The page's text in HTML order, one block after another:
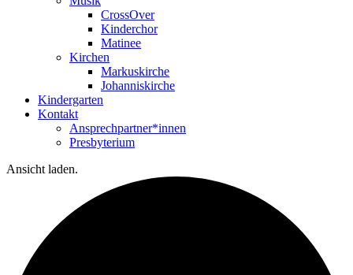
CrossOver
Kinderchor
Matinee
Kirchen
Markuskirche
Johanniskirche
Kindergarten
Kontakt
Ansprechpartner*innen
Presbyterium
Ansicht laden.